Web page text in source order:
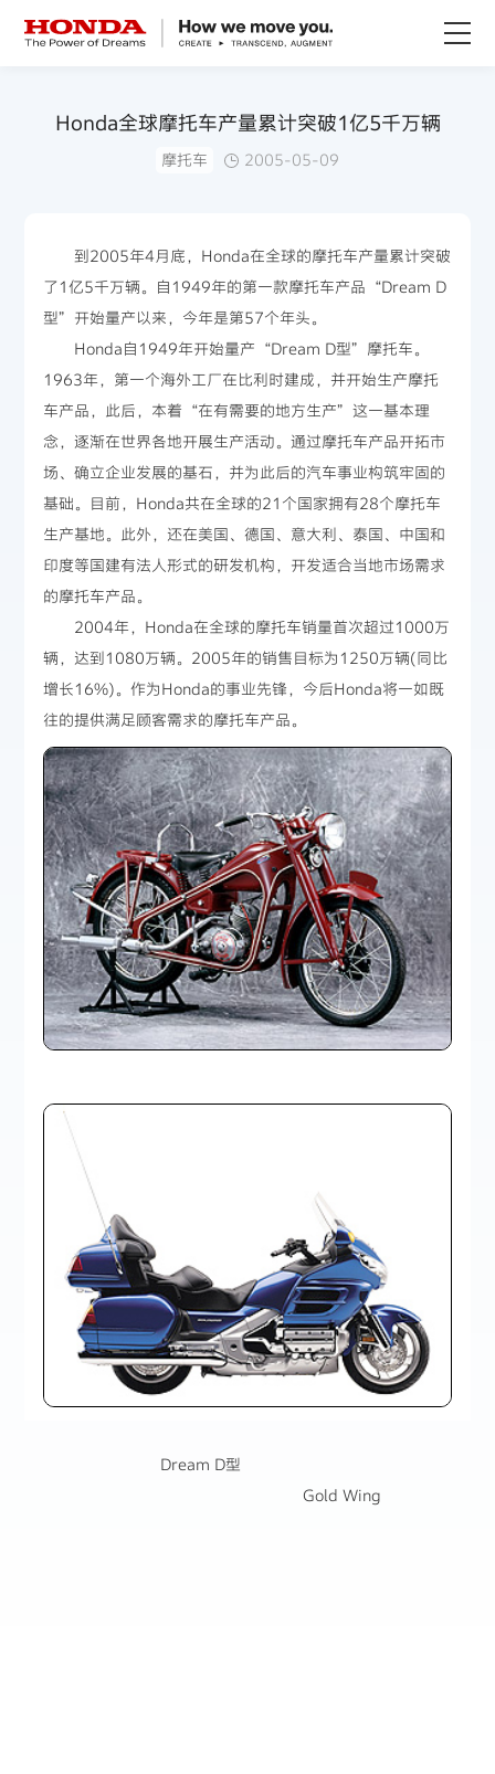
赛事运动
新闻资讯
Honda全球摩托车产量累计突破1亿5千万辆
摩托车 2005-05-09
到2005年4月底，Honda在全球的摩托车产量累计突破
了1亿5千万辆。自1949年的第一款摩托车产品“Dream D
型”开始量产以来，今年是第57个年头。
Honda自1949年开始量产“Dream D型”摩托车。
1963年，第一个海外工厂在比利时建成，并开始生产摩托
车产品，此后，本着“在有需要的地方生产”这一基本理
念，逐渐在世界各地开展生产活动。通过摩托车产品开拓市
场、确立企业发展的基石，并为此后的汽车事业构筑牢固的
基础。目前，Honda共在全球的21个国家拥有28个摩托车
生产基地。此外，还在美国、德国、意大利、泰国、中国和
印度等国建有法人形式的研发机构，开发适合当地市场需求
的摩托车产品。
2004年，Honda在全球的摩托车销量首次超过1000万
辆，达到1080万辆。2005年的销售目标为1250万辆(同比
增长16%)。作为Honda的事业先锋，今后Honda将一如既
往的提供满足顾客需求的摩托车产品。
Dream D型
Gold Wing